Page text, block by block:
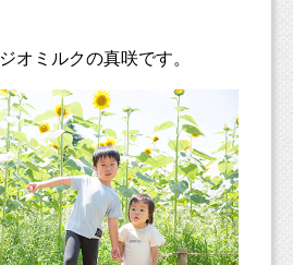
オミルクの真咲です。